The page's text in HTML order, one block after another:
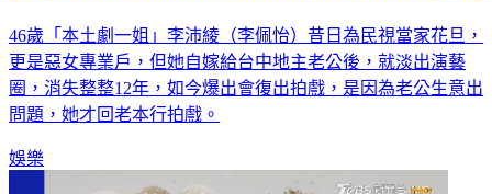
46歲「本土劇一姐」李沛綾（李佩怡）昔日為民視當家花旦，
更是惡女專業戶，但她自嫁給台中地主老公後，就淡出演藝
圈，消失整整12年，如今爆出會復出拍戲，是因為老公生意出
問題，她才回老本行拍戲。
娛樂